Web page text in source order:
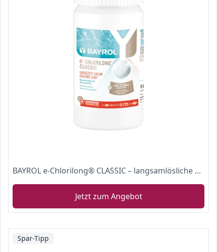
BAYROL e-Chlorilong® CLASSIC – langsamlösliche 200 g Chlortabletten zur Dauerdesinfektion - Aktivchlorgehalt 92 % - alle Filterarten - kalkfrei & pH-neutral - hygienisch reines Poolwasser - 1 kg
Jetzt zum Angebot
Spar-Tipp